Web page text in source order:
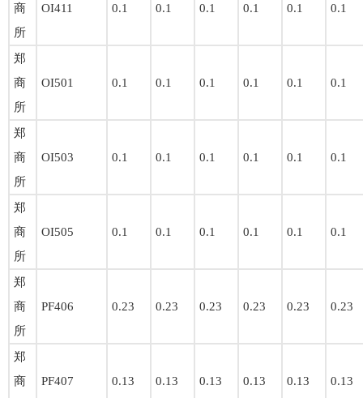
商
所
OI411 0.1 0.1 0.1 0.1 0.1 0.1
郑
商
所
OI501 0.1 0.1 0.1 0.1 0.1 0.1
郑
商
所
OI503 0.1 0.1 0.1 0.1 0.1 0.1
郑
商
所
OI505 0.1 0.1 0.1 0.1 0.1 0.1
郑
商
所
PF406 0.23 0.23 0.23 0.23 0.23 0.23
郑
商
PF407 0.13 0.13 0.13 0.13 0.13 0.13